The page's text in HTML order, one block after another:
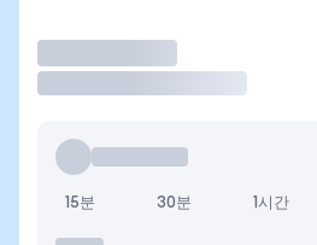
15분 30분 1시간